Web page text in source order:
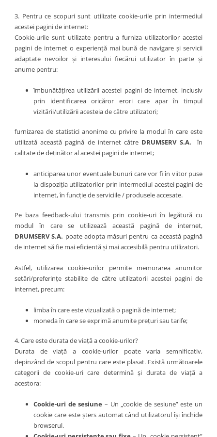
3. Pentru ce scopuri sunt utilizate cookie-urile prin intermediul
acestei pagini de internet:
Cookie-urile sunt utilizate pentru a furniza utilizatorilor acestei
pagini de internet o experiență mai bună de navigare și servicii
adaptate nevoilor și interesului fiecărui utilizator în parte și
anume pentru:
îmbunătățirea utilizării acestei pagini de internet, inclusiv
prin identificarea oricăror erori care apar în timpul
vizitării/utilizării acesteia de către utilizatori;
furnizarea de statistici anonime cu privire la modul în care este
utilizată această pagină de internet către DRUMSERV S.A. în
calitate de deținător al acestei pagini de internet;
anticiparea unor eventuale bunuri care vor fi în viitor puse
la dispoziția utilizatorilor prin intermediul acestei pagini de
internet, în funcție de serviciile / produsele accesate.
Pe baza feedback-ului transmis prin cookie-uri în legătură cu
modul în care se utilizează această pagină de internet,
DRUMSERV S.A. poate adopta măsuri pentru ca această pagină
de internet să fie mai eficientă și mai accesibilă pentru utilizatori.
Astfel, utilizarea cookie-urilor permite memorarea anumitor
setări/preferințe stabilite de către utilizatorii acestei pagini de
internet, precum:
limba în care este vizualizată o pagină de internet;
moneda în care se exprimă anumite prețuri sau tarife;
4. Care este durata de viață a cookie-urilor?
Durata de viață a cookie-urilor poate varia semnificativ,
depinzând de scopul pentru care este plasat. Există următoarele
categorii de cookie-uri care determină și durata de viață a
acestora:
Cookie-uri de sesiune – Un „cookie de sesiune” este un
cookie care este șters automat când utilizatorul își închide
browserul.